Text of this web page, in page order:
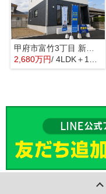
甲府市富竹3丁目 新築全3棟 3号棟 南西道路・車並列3台
2,680万円/ 4LDK＋1S(納戸)